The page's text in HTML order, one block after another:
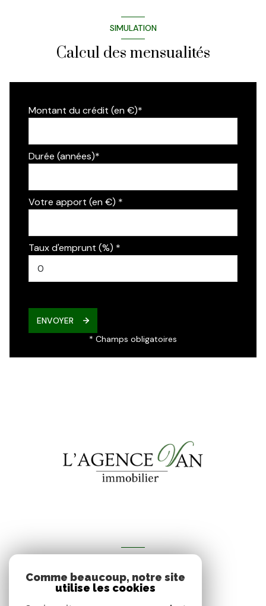
SIMULATION
Calcul des mensualités
Montant du crédit (en €)*
Durée (années)*
Votre apport (en €) *
Taux d'emprunt (%) *
ENVOYER
* Champs obligatoires
Espace propriétaire
Comme beaucoup, notre site
utilise les cookies